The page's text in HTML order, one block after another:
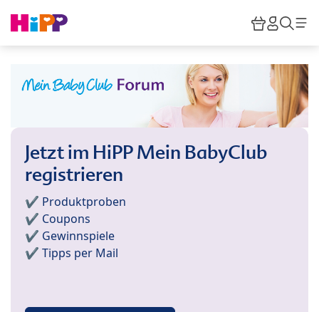
HiPP
Jetzt im HiPP Mein BabyClub
registrieren
✔️ Produktproben
✔️ Coupons
✔️ Gewinnspiele
✔️ Tipps per Mail